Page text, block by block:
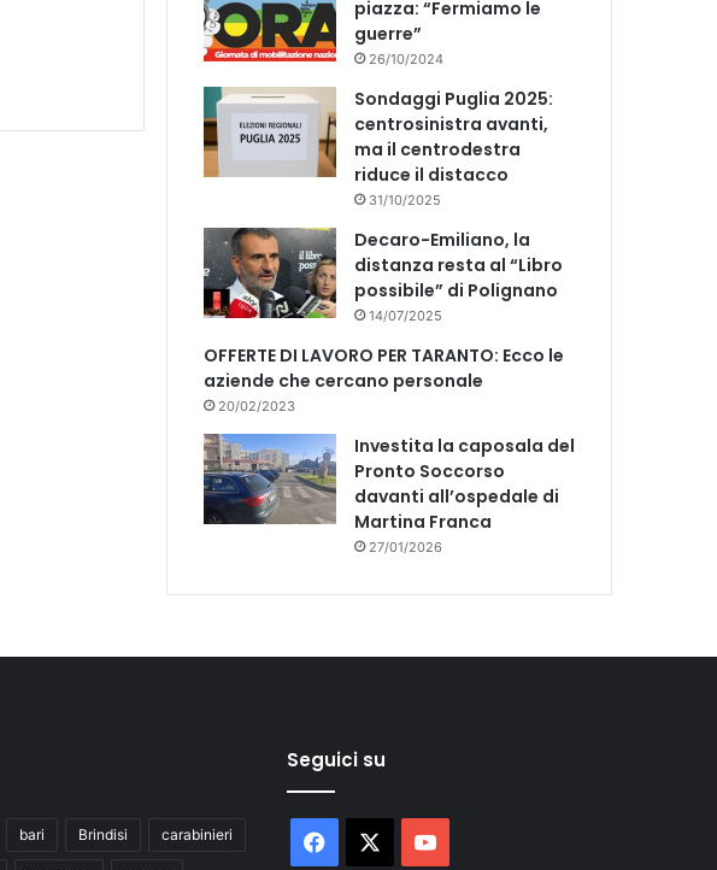
piazza: “Fermiamo le
guerre”
26/10/2024
Sondaggi Puglia 2025:
centrosinistra avanti,
ma il centrodestra
riduce il distacco
31/10/2025
Decaro-Emiliano, la
distanza resta al “Libro
possibile” di Polignano
14/07/2025
OFFERTE DI LAVORO PER TARANTO: Ecco le
aziende che cercano personale
20/02/2023
Investita la caposala del
Pronto Soccorso
davanti all’ospedale di
Martina Franca
27/01/2026
bari Brindisi carabinieri
Seguici su
Facebook